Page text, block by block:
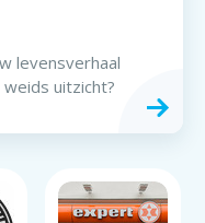
levensverhaal
uitzicht?